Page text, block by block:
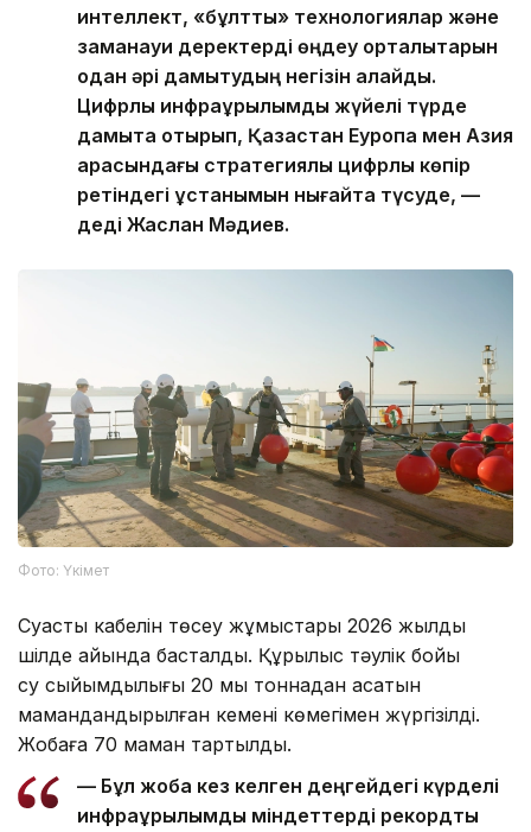
интеллект, «бұлтты» технологиялар және
заманауи деректерді өңдеу орталықтарын
одан әрі дамытудың негізін қалайды.
Цифрлық инфрақұрылымды жүйелі түрде
дамыта отырып, Қазақстан Еуропа мен Азия
арасындағы стратегиялық цифрлық көпір
ретіндегі ұстанымын нығайта түсуде, —
деді Жаслан Мәдиев.
Фото: Үкімет
Суасты кабелін төсеу жұмыстары 2026 жылдың
шілде айында басталды. Құрылыс тәулік бойы
су сыйымдылығы 20 мың тоннадан асатын
мамандандырылған кеменің көмегімен жүргізілді.
Жобаға 70 маман тартылды.
— Бұл жоба кез келген деңгейдегі күрделі
инфрақұрылымдық міндеттерді рекордтық